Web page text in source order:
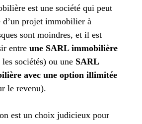
est une société qui peut
d’un projet immobilier à
sont moindres, et il est
entre une SARL immobilière
sociétés) ou une SARL
avec une option illimitée
le revenu).
est un choix judicieux pour